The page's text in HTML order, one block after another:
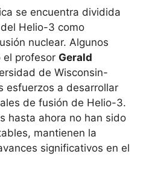
se encuentra dividida
Helio-3 como
nuclear. Algunos
el profesor Gerald
de Wisconsin-
esfuerzos a desarrollar
de fusión de Helio-3.
hasta ahora no han sido
mantienen la
significativos en el